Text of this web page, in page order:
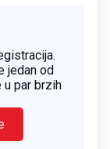
jedan od
u par brzih